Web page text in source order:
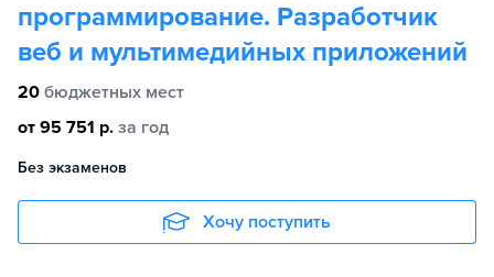
программирование. Разработчик
веб и мультимедийных приложений
20 бюджетных мест
от 95 751 р. за год
Без экзаменов
Хочу поступить